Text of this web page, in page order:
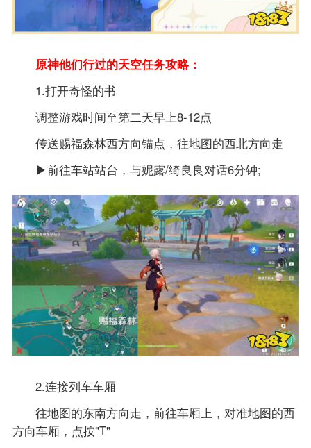
原神他们行过的天空任务攻略：
1.打开奇怪的书
调整游戏时间至第二天早上8-12点
传送赐福森林西方向锚点，往地图的西北方向走
▶前往车站站台，与妮露/绮良良对话6分钟;
2.连接列车车厢
往地图的东南方向走，前往车厢上，对准地图的西
方向车厢，点按"T"